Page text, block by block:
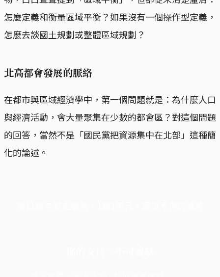
怎麼定義和衡量區域平衡？如果沒有一個操作型定義，
怎麼去談國土規劃或整體區域規劃？
北高都會發展的脈絡
在都市與區域經濟學中，第一個問題就是：為什麼人口
與經濟活動，會大量聚集在少數的都會區？對這個問題
的回答，當然不是「國民黨把資源集中在北部」這種簡
化的論述。